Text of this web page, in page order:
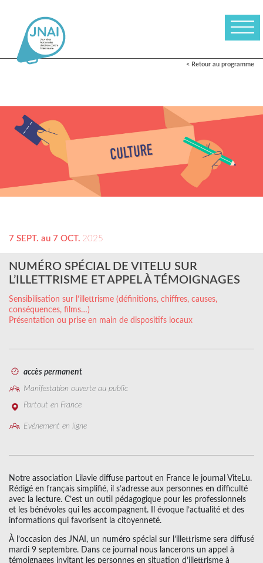
< Retour au programme
7 SEPT. au 7 OCT. 2025
NUMÉRO SPÉCIAL DE VITELU SUR
L’ILLETTRISME ET APPEL À TÉMOIGNAGES
Sensibilisation sur l’illettrisme (définitions, chiffres, causes,
conséquences, films…)
Présentation ou prise en main de dispositifs locaux
accès permanent
Manifestation ouverte au public
Partout en France
Evénement en ligne
Notre association Lilavie diffuse partout en France le journal ViteLu.
Rédigé en français simplifié, il s’adresse aux personnes en difficulté
avec la lecture. C’est un outil pédagogique pour les professionnels
et les bénévoles qui les accompagnent. Il évoque l’actualité et des
informations qui favorisent la citoyenneté.
À l’occasion des JNAI, un numéro spécial sur l’illettrisme sera diffusé
mardi 9 septembre. Dans ce journal nous lancerons un appel à
témoignages invitant les personnes en situation d’illettrisme à